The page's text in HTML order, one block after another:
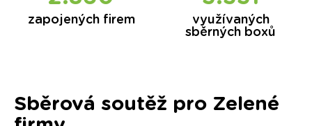
zapojených firem
využívaných
sběrných boxů
Sběrová soutěž pro Zelené